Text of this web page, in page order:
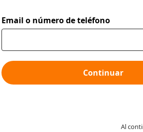
Email o número de teléfono
Continuar
Al